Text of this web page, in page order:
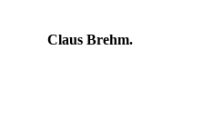
Claus Brehm.